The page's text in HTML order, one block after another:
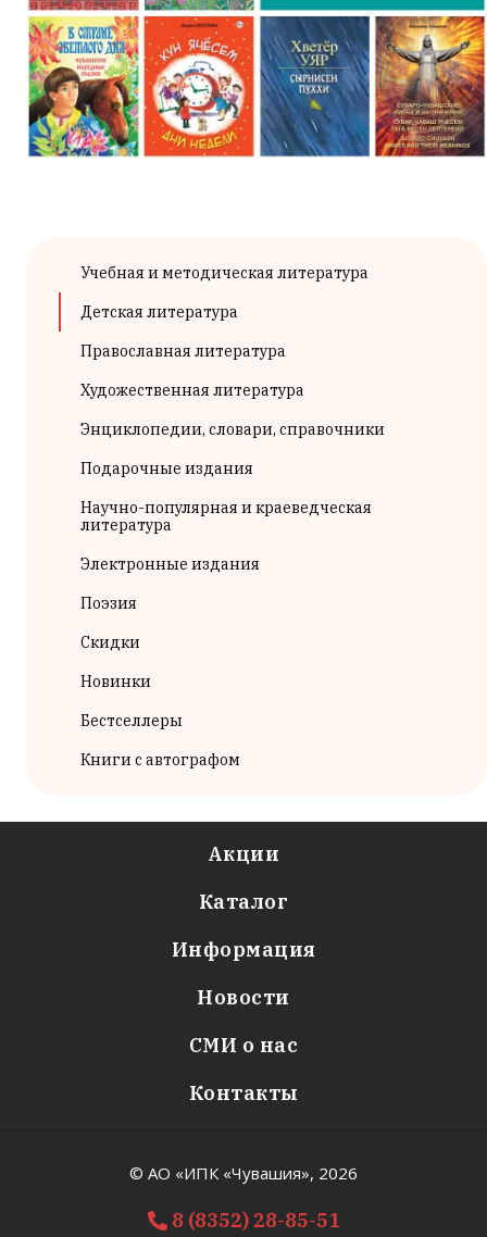
Учебная и методическая литература
Детская литература
Православная литература
Художественная литература
Энциклопедии, словари, справочники
Подарочные издания
Научно-популярная и краеведческая
литература
Электронные издания
Поэзия
Скидки
Новинки
Бестселлеры
Книги с автографом
Акции
Каталог
Информация
Новости
СМИ о нас
Контакты
© АО «ИПК «Чувашия», 2026
8 (8352) 28-85-51